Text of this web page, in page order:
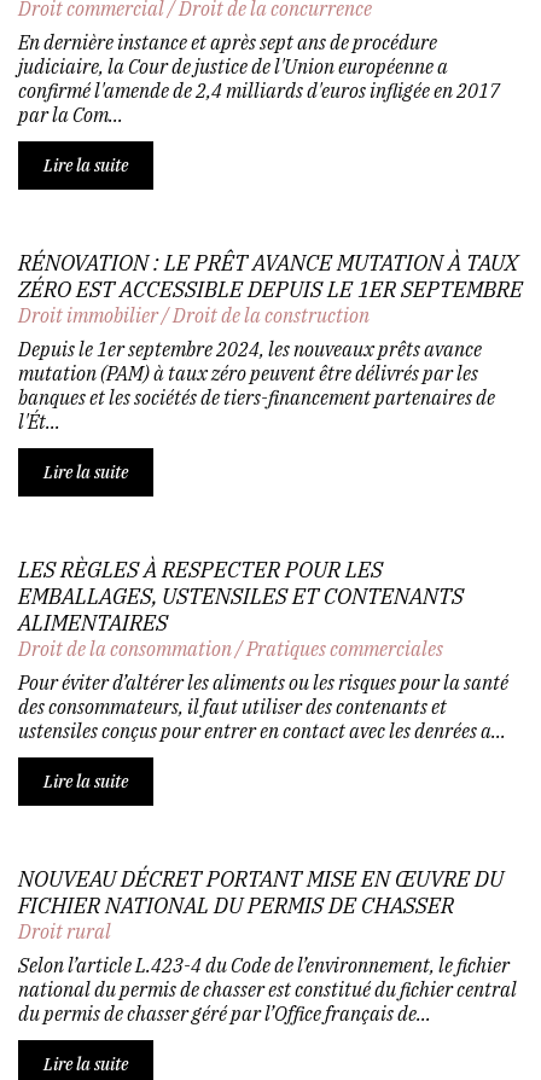
Droit commercial/Droit de la concurrence
En dernière instance et après sept ans de procédure
judiciaire, la Cour de justice de l'Union européenne a
confirmé l'amende de 2,4 milliards d'euros infligée en 2017
par la Com...
Lire la suite
RÉNOVATION : LE PRÊT AVANCE MUTATION À TAUX
ZÉRO EST ACCESSIBLE DEPUIS LE 1ER SEPTEMBRE
Droit immobilier/Droit de la construction
Depuis le 1er septembre 2024, les nouveaux prêts avance
mutation (PAM) à taux zéro peuvent être délivrés par les
banques et les sociétés de tiers-financement partenaires de
l'Ét...
Lire la suite
LES RÈGLES À RESPECTER POUR LES
EMBALLAGES, USTENSILES ET CONTENANTS
ALIMENTAIRES
Droit de la consommation/Pratiques commerciales
Pour éviter d’altérer les aliments ou les risques pour la santé
des consommateurs, il faut utiliser des contenants et
ustensiles conçus pour entrer en contact avec les denrées a...
Lire la suite
NOUVEAU DÉCRET PORTANT MISE EN ŒUVRE DU
FICHIER NATIONAL DU PERMIS DE CHASSER
Droit rural
Selon l’article L.423-4 du Code de l’environnement, le fichier
national du permis de chasser est constitué du fichier central
du permis de chasser géré par l’Office français de...
Lire la suite